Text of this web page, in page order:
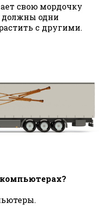
свою мордочку
должны одни
с другими.